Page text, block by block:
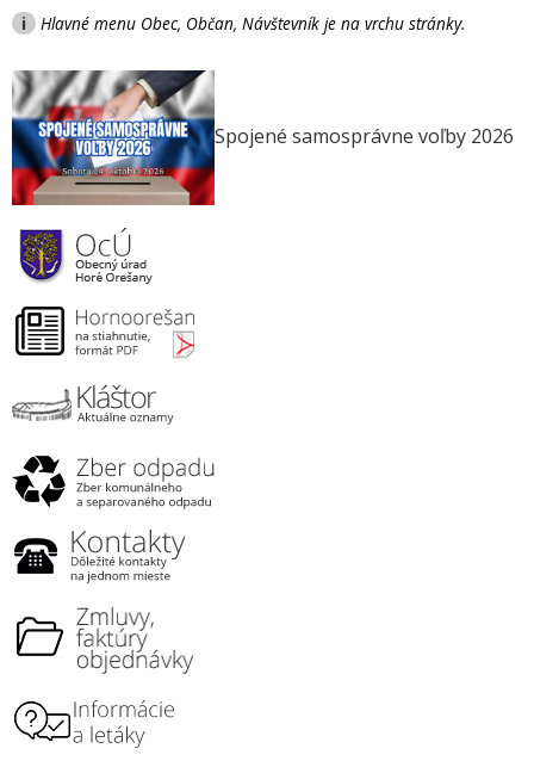
i Hlavné menu Obec, Občan, Návštevník je na vrchu stránky.
Spojené samosprávne voľby 2026